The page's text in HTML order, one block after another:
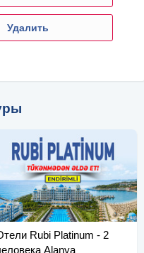
Удалить
Rubi Platinum - 2
Alanya